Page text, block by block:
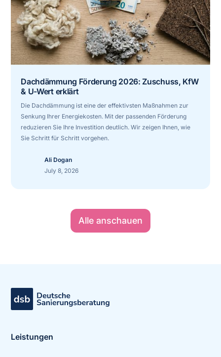
Dachdämmung Förderung 2026: Zuschuss, KfW
& U-Wert erklärt
Die Dachdämmung ist eine der effektivsten Maßnahmen zur
Senkung Ihrer Energiekosten. Mit der passenden Förderung
reduzieren Sie Ihre Investition deutlich. Wir zeigen Ihnen, wie
Sie Schritt für Schritt vorgehen.
Ali Dogan
July 8, 2026
Alle anschauen
Leistungen